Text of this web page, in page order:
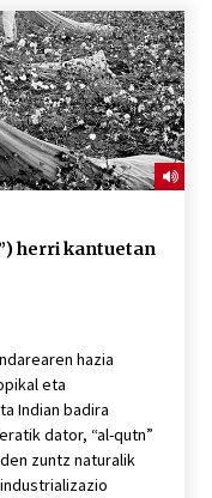
Of Canada, Somak,
Habia
herri kantuetan
hazia
eta
Indian badira
dator, “al-qutn”
zuntz naturalik